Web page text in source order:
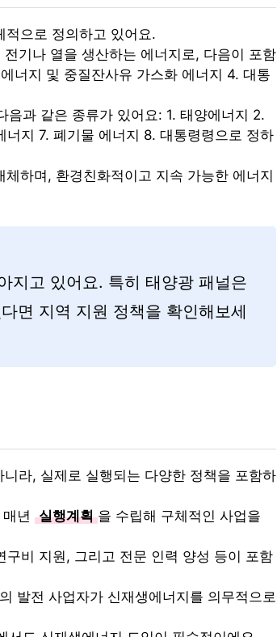
적으로 정의하고 있어요.
기나 열을 생산하는 에너지로, 다음이 포함
너지 및 중질잔사유 가스화 에너지 4. 대통
과 같은 종류가 있어요: 1. 태양에너지 2.
지 7. 폐기물 에너지 8. 대통령령으로 정하
체하며, 환경친화적이고 지속 가능한 에너지
지고 있어요. 특히 태양광 패널은
면 지역 지원 정책을 확인해보세
라, 실제로 실행되는 다양한 정책을 포함하
년 실행계획 을 수립해 구체적인 사업을
비 지원, 그리고 전문 인력 양성 등이 포함
발전 사업자가 신재생에너지를 의무적으로